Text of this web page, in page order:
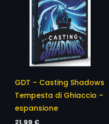
GDT – Casting Shadows
Tempesta di Ghiaccio –
espansione